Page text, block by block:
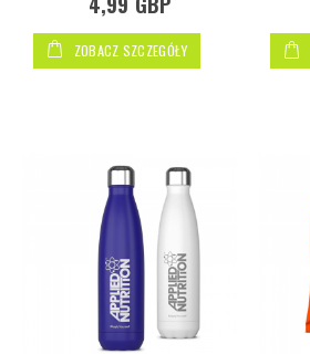
ZOBACZ SZCZEGÓŁY